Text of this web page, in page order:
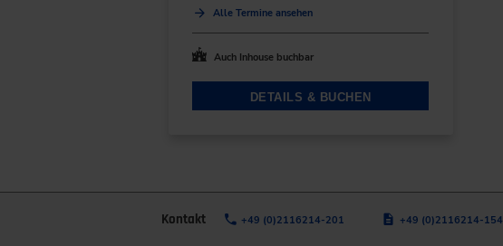
Alle Termine ansehen
Auch Inhouse buchbar
DETAILS & BUCHEN
Kontakt +49 (0)2116214-201 +49 (0)2116214-154